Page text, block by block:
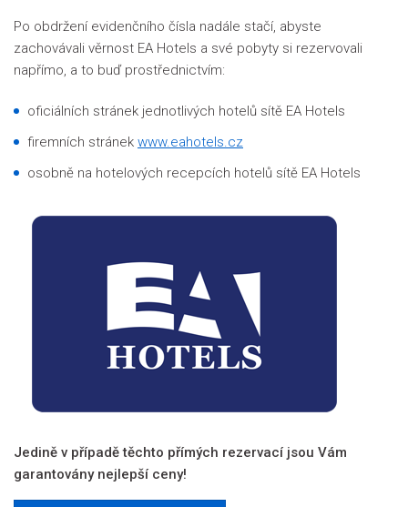
Po obdržení evidenčního čísla nadále stačí, abyste
zachovávali věrnost EA Hotels a své pobyty si rezervovali
napřímo, a to buď prostřednictvím:
oficiálních stránek jednotlivých hotelů sítě EA Hotels
firemních stránek www.eahotels.cz
osobně na hotelových recepcích hotelů sítě EA Hotels
Jedině v případě těchto přímých rezervací jsou Vám
garantovány nejlepší ceny!